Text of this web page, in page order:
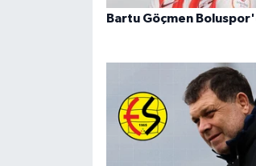
Bartu Göçmen